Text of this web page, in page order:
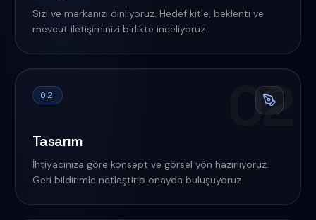
Sizi ve markanızı dinliyoruz. Hedef kitle, beklenti ve
mevcut iletişiminizi birlikte inceliyoruz.
02
Tasarım
İhtiyacınıza göre konsept ve görsel yön hazırlıyoruz.
Geri bildirimle netleştirip onayda buluşuyoruz.
02